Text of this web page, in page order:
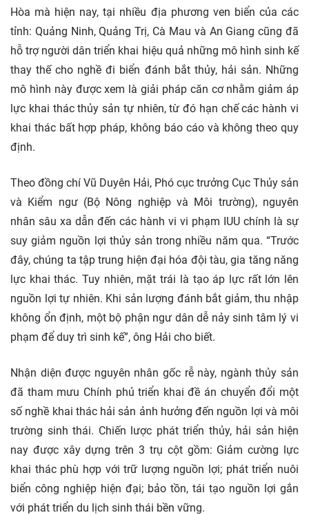
Hòa mà hiện nay, tại nhiều địa phương ven biển của các
tỉnh: Quảng Ninh, Quảng Trị, Cà Mau và An Giang cũng đã
hỗ trợ người dân triển khai hiệu quả những mô hình sinh kế
thay thế cho nghề đi biển đánh bắt thủy, hải sản. Những
mô hình này được xem là giải pháp căn cơ nhằm giảm áp
lực khai thác thủy sản tự nhiên, từ đó hạn chế các hành vi
khai thác bất hợp pháp, không báo cáo và không theo quy
định.
Theo đồng chí Vũ Duyên Hải, Phó cục trưởng Cục Thủy sản
và Kiểm ngư (Bộ Nông nghiệp và Môi trường), nguyên
nhân sâu xa dẫn đến các hành vi vi phạm IUU chính là sự
suy giảm nguồn lợi thủy sản trong nhiều năm qua. “Trước
đây, chúng ta tập trung hiện đại hóa đội tàu, gia tăng năng
lực khai thác. Tuy nhiên, mặt trái là tạo áp lực rất lớn lên
nguồn lợi tự nhiên. Khi sản lượng đánh bắt giảm, thu nhập
không ổn định, một bộ phận ngư dân dễ nảy sinh tâm lý vi
phạm để duy trì sinh kế”, ông Hải cho biết.
Nhận diện được nguyên nhân gốc rễ này, ngành thủy sản
đã tham mưu Chính phủ triển khai đề án chuyển đổi một
số nghề khai thác hải sản ảnh hưởng đến nguồn lợi và môi
trường sinh thái. Chiến lược phát triển thủy, hải sản hiện
nay được xây dựng trên 3 trụ cột gồm: Giảm cường lực
khai thác phù hợp với trữ lượng nguồn lợi; phát triển nuôi
biển công nghiệp hiện đại; bảo tồn, tái tạo nguồn lợi gắn
với phát triển du lịch sinh thái bền vững.